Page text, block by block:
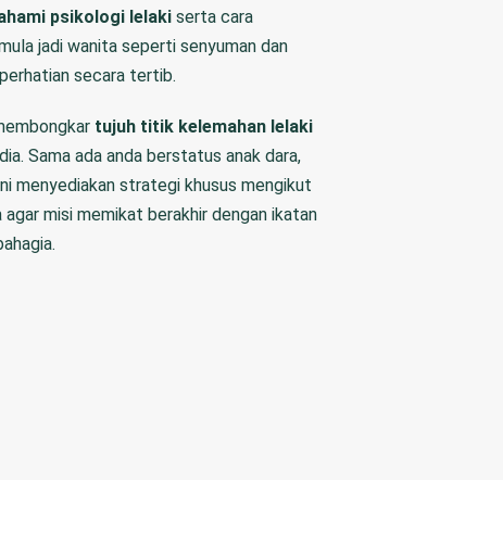
psikologi lelaki serta cara
jadi wanita seperti senyuman dan
secara tertib.
tujuh titik kelemahan lelaki
Sama ada anda berstatus anak dara,
menyediakan strategi khusus mengikut
misi memikat berakhir dengan ikatan